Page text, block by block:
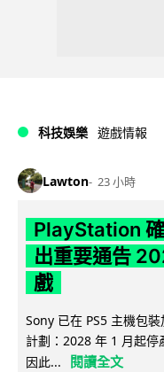
科技娛樂 遊戲情報
Lawton 23 小時
PlayStation
出重要通告
戲
Sony 已在 PS5 主機包
計劃：2028 年 1 月起停
因此...
閱讀全文